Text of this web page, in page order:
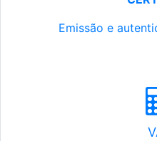
Emissão e